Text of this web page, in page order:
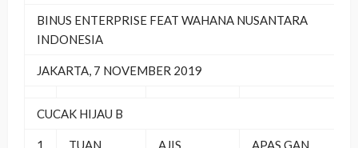
BINUS ENTERPRISE FEAT WAHANA NUSANTARA
INDONESIA
JAKARTA, 7 NOVEMBER 2019
CUCAK HIJAU B
1
TUAN
AJIS APAS GAN